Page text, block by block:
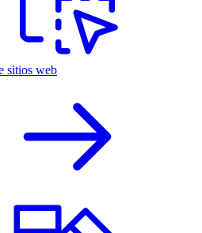
sitios web